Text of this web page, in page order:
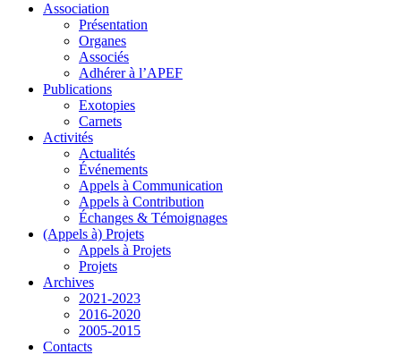
Association
Présentation
Organes
Associés
Adhérer à l’APEF
Publications
Exotopies
Carnets
Activités
Actualités
Événements
Appels à Communication
Appels à Contribution
Échanges & Témoignages
(Appels à) Projets
Appels à Projets
Projets
Archives
2021-2023
2016-2020
2005-2015
Contacts